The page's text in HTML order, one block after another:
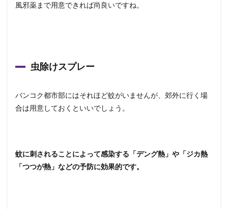
風邪薬まで用意できれば尚良いですね。
虫除けスプレー
バンコク都市部にはそれほど蚊がいませんが、郊外に行く場
合は用意しておくといいでしょう。
蚊に刺されることによって感染する「デング熱」や「ジカ熱
「つつが熱」などの予防に効果的です。